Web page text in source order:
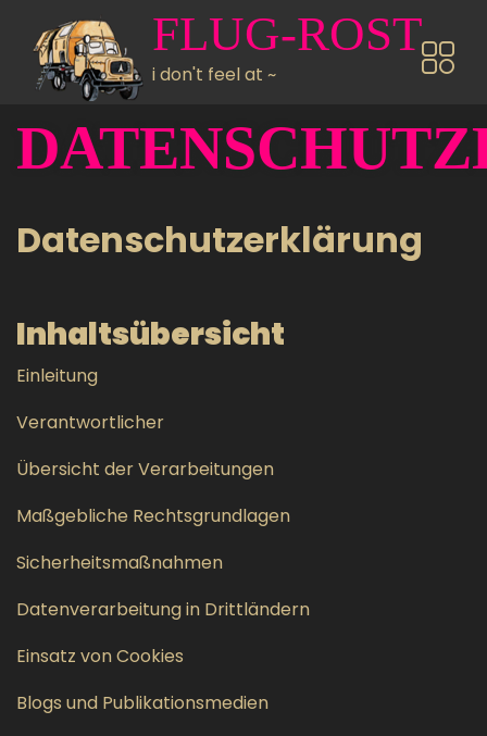
Direkt zum Inhalt FLUG-ROST
i don't feel at ~
Datenschutzerklärung
Inhaltsübersicht
Einleitung
Verantwortlicher
Übersicht der Verarbeitungen
Maßgebliche Rechtsgrundlagen
Sicherheitsmaßnahmen
Datenverarbeitung in Drittländern
Einsatz von Cookies
Blogs und Publikationsmedien